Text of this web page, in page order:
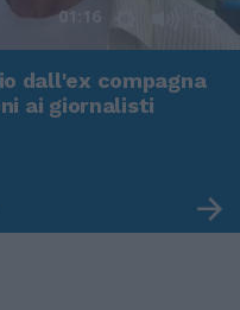
01:16
dall'ex compagna
ai giornalisti